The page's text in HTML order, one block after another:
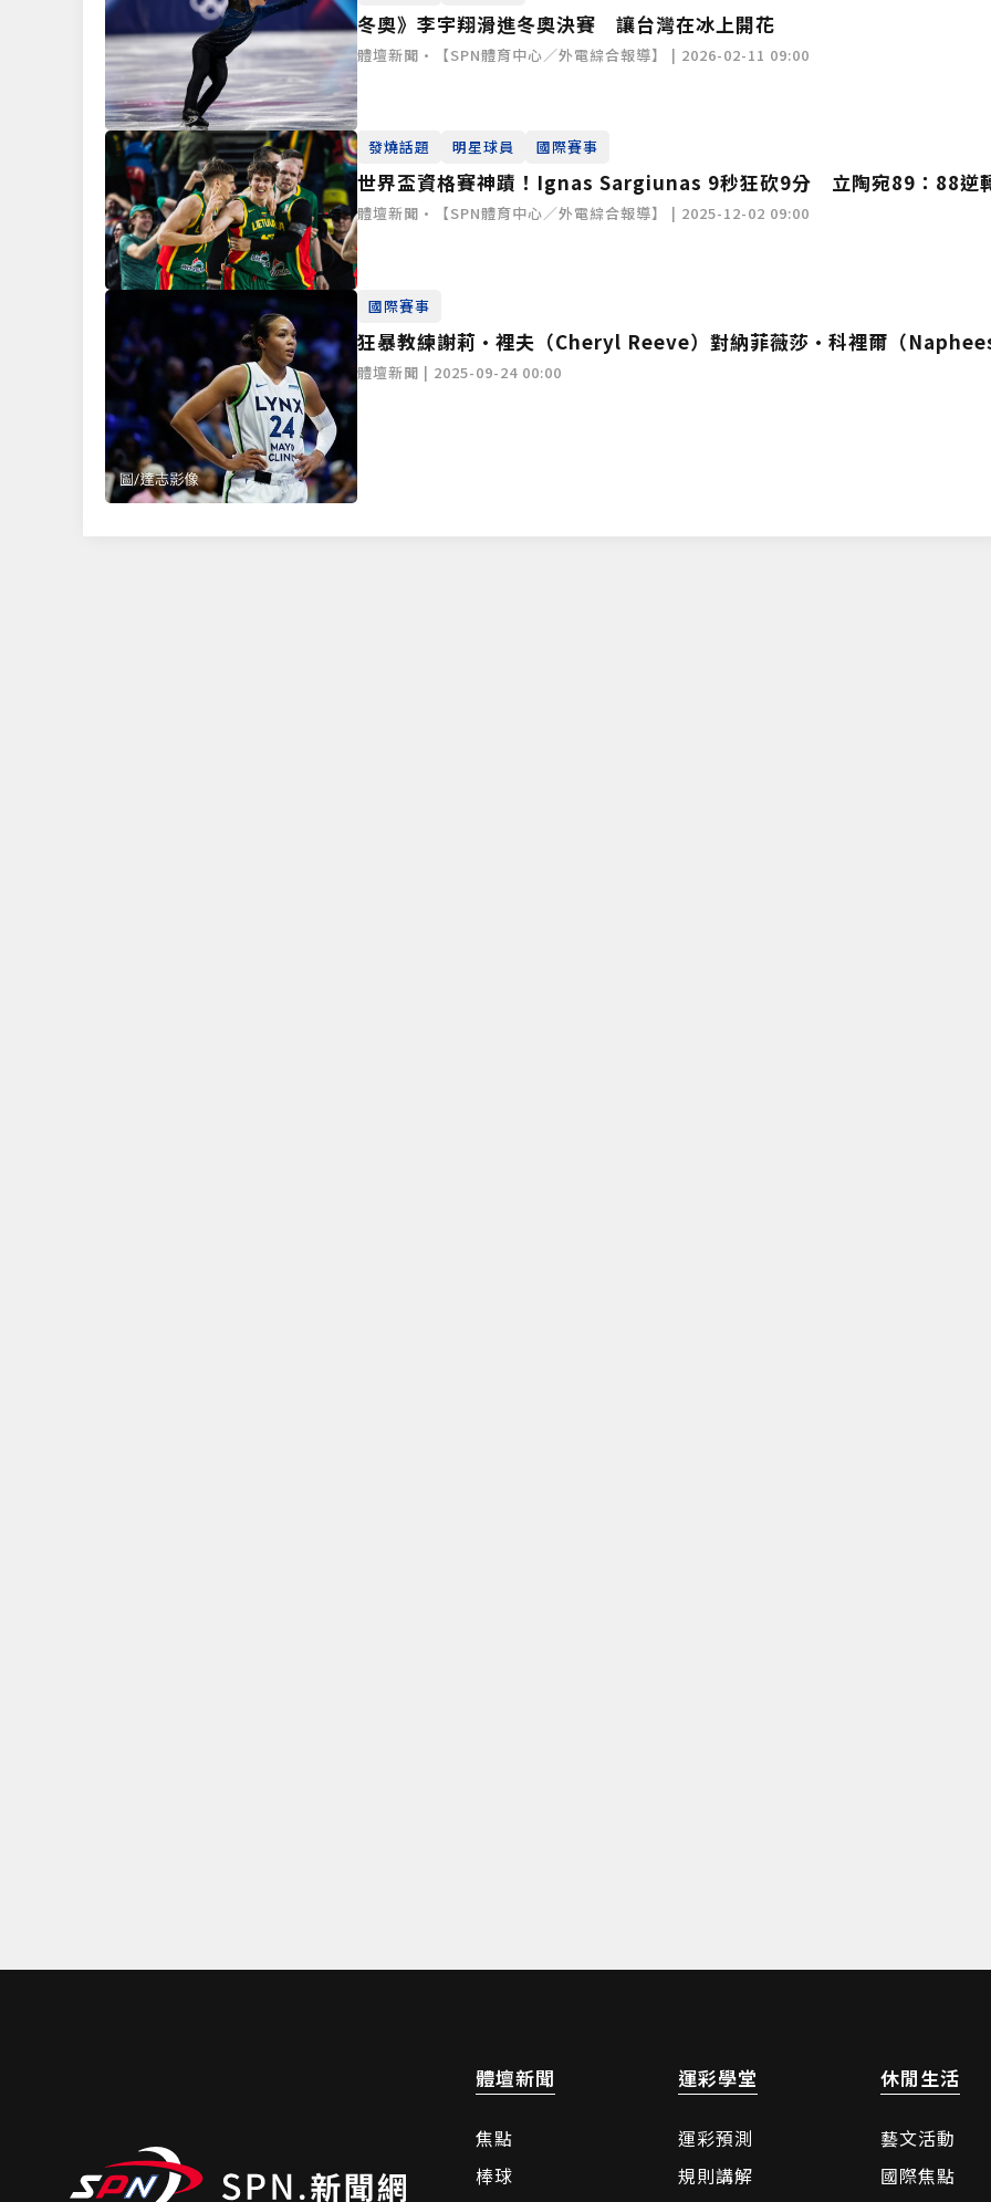
冬奧》李宇翔滑進冬奧決賽 讓台灣在冰上開花
體壇新聞•【SPN體育中心／外電綜合報導】 | 2026-02-11 09:00
發燒話題 明星球員 國際賽事
世界盃資格賽神蹟！Ignas Sargiunas 9秒狂砍9分 立陶宛89：88逆
國
體壇新聞•【SPN體育中心／外電綜合報導】 | 2025-12-02 09:00
國際賽事
狂暴教練謝莉·裡夫（Cheryl Reeve）對納菲薇莎·科裡爾（
Collier）傳遞的四字訊息意義深遠》
體壇新聞 | 2025-09-24 00:00
體壇新聞
焦點
棒球
運彩學堂
運彩預測
規則講解
休閒生活
藝文活動
國際焦點